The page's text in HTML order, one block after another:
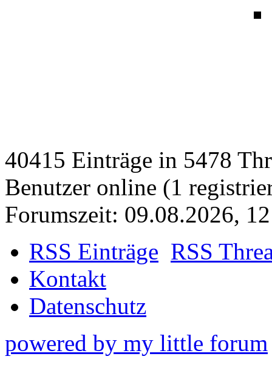
40415 Einträge in 5478
Benutzer online (1
Forumszeit: 09.08.2026,
RSS Einträge RSS
Kontakt
Datenschutz
powered by my little forum